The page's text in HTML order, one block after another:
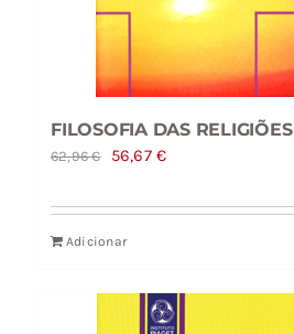
FILOSOFIA DAS RELIGIÕES
62,96€
O
original
era:
56,67€O
atual
Adicionar